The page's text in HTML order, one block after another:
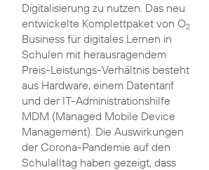
Digitalisierung zu nutzen. Das neu
entwickelte Komplettpaket von O2
Business für digitales Lernen in
Schulen mit herausragendem
Preis-Leistungs-Verhältnis besteht
aus Hardware, einem Datentarif
und der IT-Administrationshilfe
MDM (Managed Mobile Device
Management). Die Auswirkungen
der Corona-Pandemie auf den
Schulalltag haben gezeigt, dass